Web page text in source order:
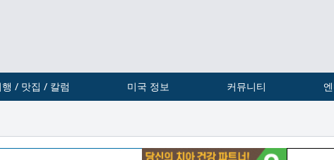
행 / 맛집 / 칼럼 미국 정보 커뮤니티